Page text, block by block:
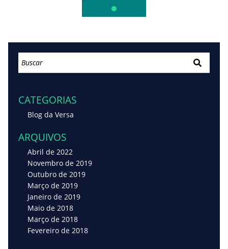
CATEGORIAS
Blog da Versa
ARQUIVOS
Abril de 2022
Novembro de 2019
Outubro de 2019
Março de 2019
Janeiro de 2019
Maio de 2018
Março de 2018
Fevereiro de 2018